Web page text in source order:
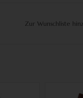
Zur Wunschliste